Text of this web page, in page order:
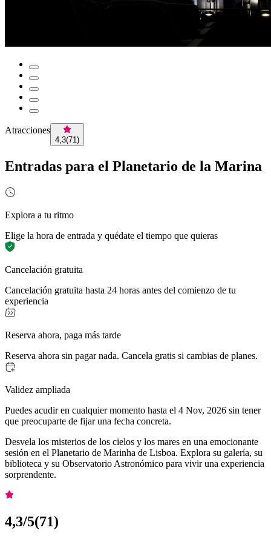
Atracciones
4,3(71)
Entradas para el Planetario de la Marina
Explora a tu ritmo
Elige la hora de entrada y quédate el tiempo que quieras
Cancelación gratuita
Cancelación gratuita hasta 24 horas antes del comienzo de tu
experiencia
Reserva ahora, paga más tarde
Reserva ahora sin pagar nada. Cancela gratis si cambias de planes.
Validez ampliada
Puedes acudir en cualquier momento hasta el 4 Nov, 2026 sin tener
que preocuparte de fijar una fecha concreta.
Desvela los misterios de los cielos y los mares en una emocionante
sesión en el Planetario de Marinha de Lisboa. Explora su galería, su
biblioteca y su Observatorio Astronómico para vivir una experiencia
sorprendente.
4,3/5(71)